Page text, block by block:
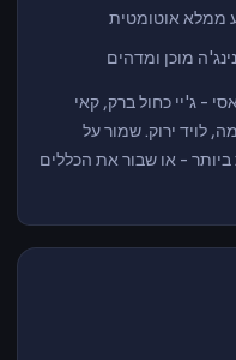
ממלא אוטומטית
מוכן ומדהים
- ג'יי כחול ברק, קאי
לויד ירוק. שמור על
- או שבור את הכללים